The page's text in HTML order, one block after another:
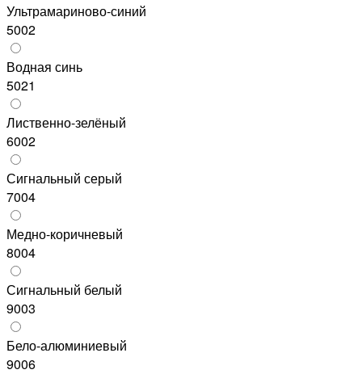
Ультрамариново-синий
5002
Водная синь
5021
Лиственно-зелёный
6002
Сигнальный серый
7004
Медно-коричневый
8004
Сигнальный белый
9003
Бело-алюминиевый
9006